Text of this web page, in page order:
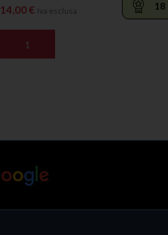
14,00€ Iva esclusa 18
AGGIUNGI AL CARRELLO